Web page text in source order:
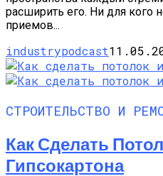
расширить его. Ни для кого
приемов...
industrypodcast
СТРОИТЕЛЬСТВО И
Как Сделать
Гипсокартона